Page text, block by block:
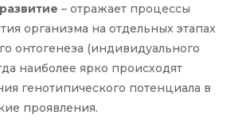
– отражает процессы
организма на отдельных этапах
онтогенеза (индивидуального
наиболее ярко происходят
генотипического потенциала в
проявления.